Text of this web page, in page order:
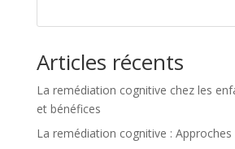
Articles récents
La remédiation cognitive chez les
et bénéfices
La remédiation cognitive :